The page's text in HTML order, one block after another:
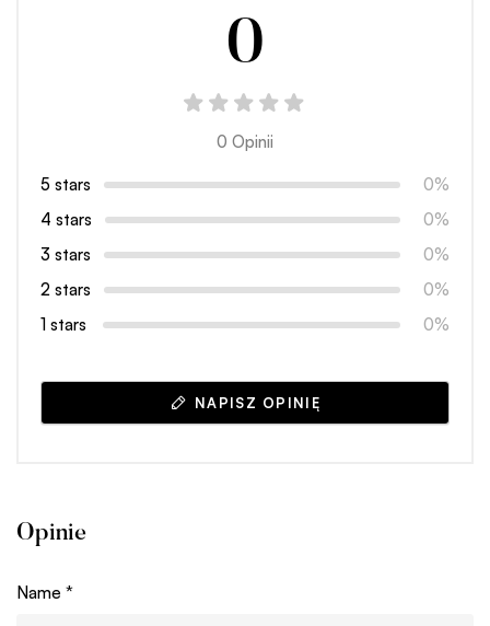
0
0 Opinii
5 stars
0%
4 stars
0%
3 stars
0%
2 stars
0%
1 stars
0%
NAPISZ OPINIĘ
Opinie
Name *